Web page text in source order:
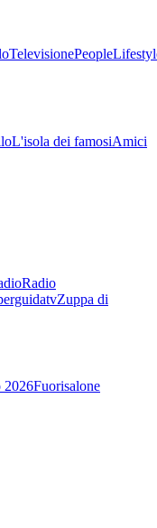
TelevisionePeople
L'isola dei famosiAmici
Radio
Zuppa di
2026Fuorisalone